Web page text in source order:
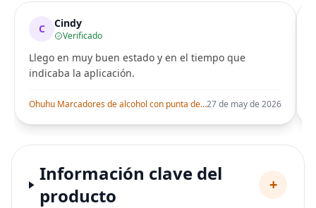
C Cindy
Verificado
Llego en muy buen estado y en el tiempo que
indicaba la aplicación.
Ohuhu Marcadores de alcohol con punta de pincel – Juego de marcadores artísticos de doble punta con certificación AP para artistas adultos27 de may de 2026
Información clave del
producto
+